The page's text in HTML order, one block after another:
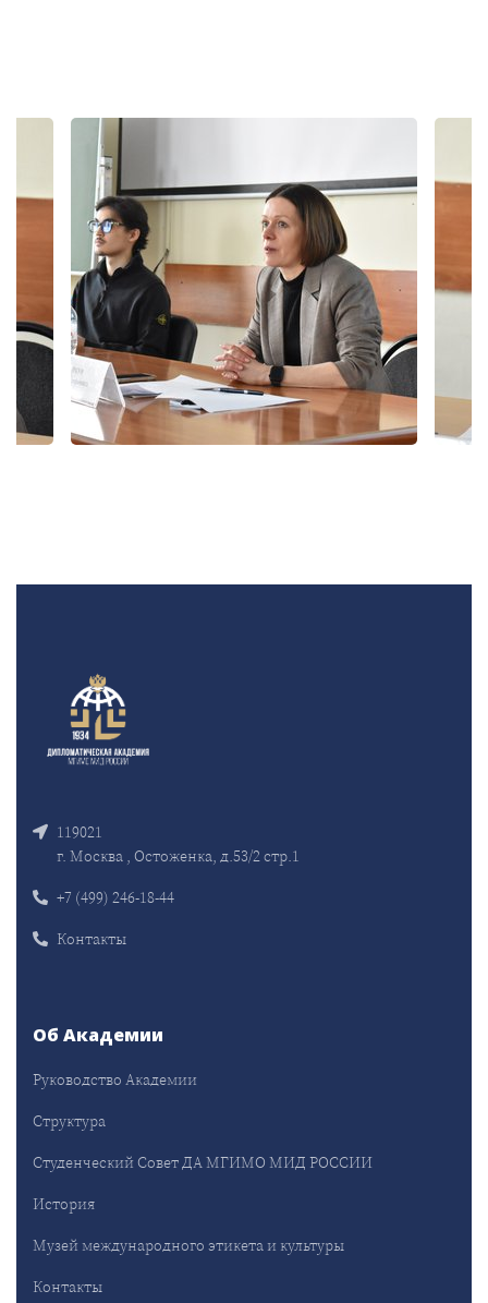
119021
г. Москва , Остоженка, д.53/2 стр.1
+7 (499) 246-18-44
Контакты
Об Академии
Руководство Академии
Структура
Студенческий Совет ДА МГИМО МИД РОССИИ
История
Музей международного этикета и культуры
Контакты